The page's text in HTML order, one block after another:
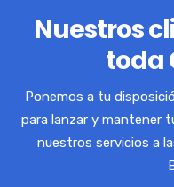
Nuestros
toda
Ponemos a tu
para lanzar y mantener
nuestros servicios a